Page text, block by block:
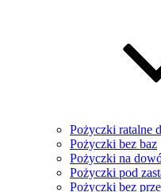
Pożyczki ratalne
Pożyczki bez baz
Pożyczki na
Pożyczki pod
Pożyczki bez